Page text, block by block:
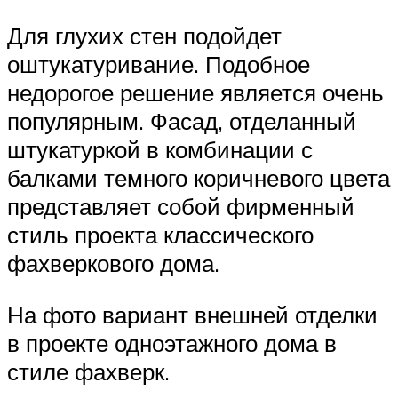
Для глухих стен подойдет
оштукатуривание. Подобное
недорогое решение является очень
популярным. Фасад, отделанный
штукатуркой в комбинации с
балками темного коричневого цвета
представляет собой фирменный
стиль проекта классического
фахверкового дома.
На фото вариант внешней отделки
в проекте одноэтажного дома в
стиле фахверк.